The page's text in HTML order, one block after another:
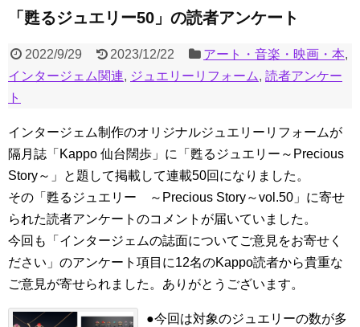
「甦るジュエリー50」の読者アンケート
2022/9/29 2023/12/22 アート・音楽・映画・本,
インタージェム関連, ジュエリーリフォーム, 読者アンケー
ト
インタージェム制作のオリジナルジュエリーリフォームが
隔月誌「Kappo 仙台闊歩」に「甦るジュエリー～Precious
Story～」と題して掲載して連載50回になりました。
その「甦るジュエリー ～Precious Story～vol.50」に寄せ
られた読者アンケートのコメントが届いていました。
今回も「インタージェムの誌面についてご意見をお寄せく
ださい」のアンケート項目に12名のKappo読者から貴重な
ご意見が寄せられました。ありがとうございます。
●今回は対象のジュエリーの数が多